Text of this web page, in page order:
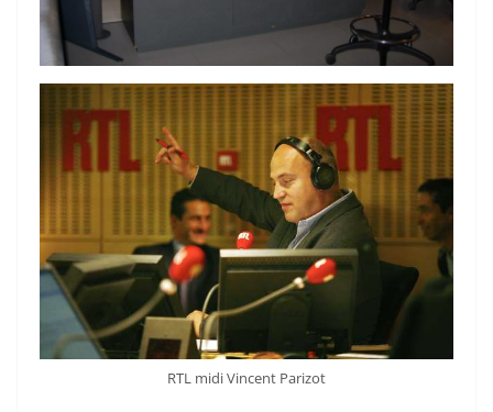
RTL midi Vincent Parizot